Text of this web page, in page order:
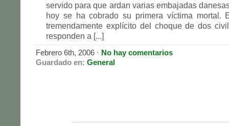
servido para que ardan varias embajadas
hoy se ha cobrado su primera víctima mortal.
tremendamente explícito del choque de dos
responden a [...]
Febrero 6th, 2006 · No hay comentarios
Guardado en: General